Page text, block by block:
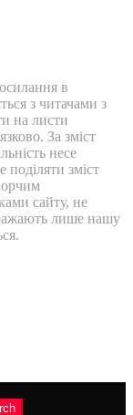
в
з читачами з
на листи
За зміст
несе
зміст
сайту, не
лише нашу